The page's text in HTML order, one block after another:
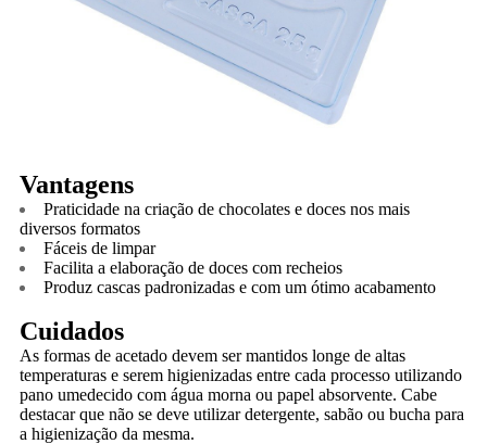
Vantagens
Praticidade na criação de chocolates e doces nos mais
diversos formatos
Fáceis de limpar
Facilita a elaboração de doces com recheios
Produz cascas padronizadas e com um ótimo acabamento
Cuidados
As formas de acetado devem ser mantidos longe de altas
temperaturas e serem higienizadas entre cada processo utilizando
pano umedecido com água morna ou papel absorvente. Cabe
destacar que não se deve utilizar detergente, sabão ou bucha para
a higienização da mesma.